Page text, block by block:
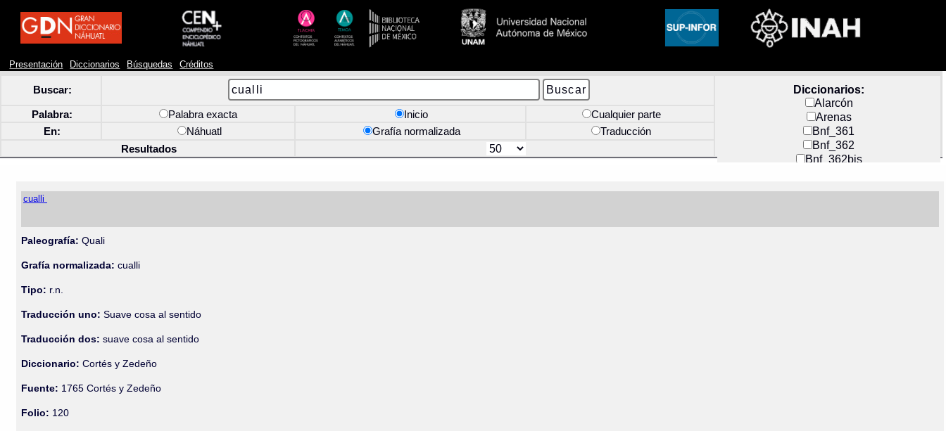
Presentación Diccionarios Búsquedas Créditos
Buscar:
Diccionarios:
Alarcón
Arenas
Bnf_361
Bnf_362
Bnf_362bis
Docs_México
Palabra: Palabra exacta Inicio
Cualquier parte
En:
Náhuatl Grafía normalizada
Traducción
Resultados
cualli
Paleografía: Quali
Grafía normalizada: cualli
Tipo: r.n.
Traducción uno: Suave cosa al sentido
Traducción dos: suave cosa al sentido
Diccionario:Cortés y Zedeño
Fuente: 1765 Cortés y Zedeño
Folio: 120